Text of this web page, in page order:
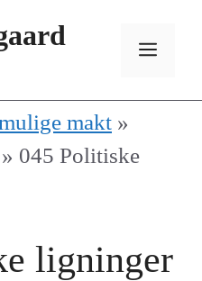
makt »
045 Politiske
ligninger